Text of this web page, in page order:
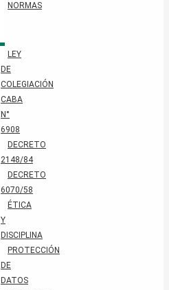
NORMAS
LEY
DE
COLEGIACIÓN
CABA
N°
6908
DECRETO
2148/84
DECRETO
6070/58
ÉTICA
Y
DISCIPLINA
PROTECCIÓN
DE
DATOS